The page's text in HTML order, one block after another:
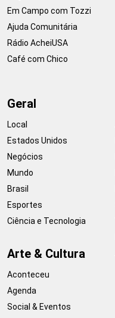
Em Campo com Tozzi
Ajuda Comunitária
Rádio AcheiUSA
Café com Chico
Geral
Local
Estados Unidos
Negócios
Mundo
Brasil
Esportes
Ciência e Tecnologia
Arte & Cultura
Aconteceu
Agenda
Social & Eventos